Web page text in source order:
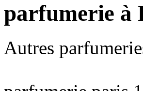
parfumerie à
Autres